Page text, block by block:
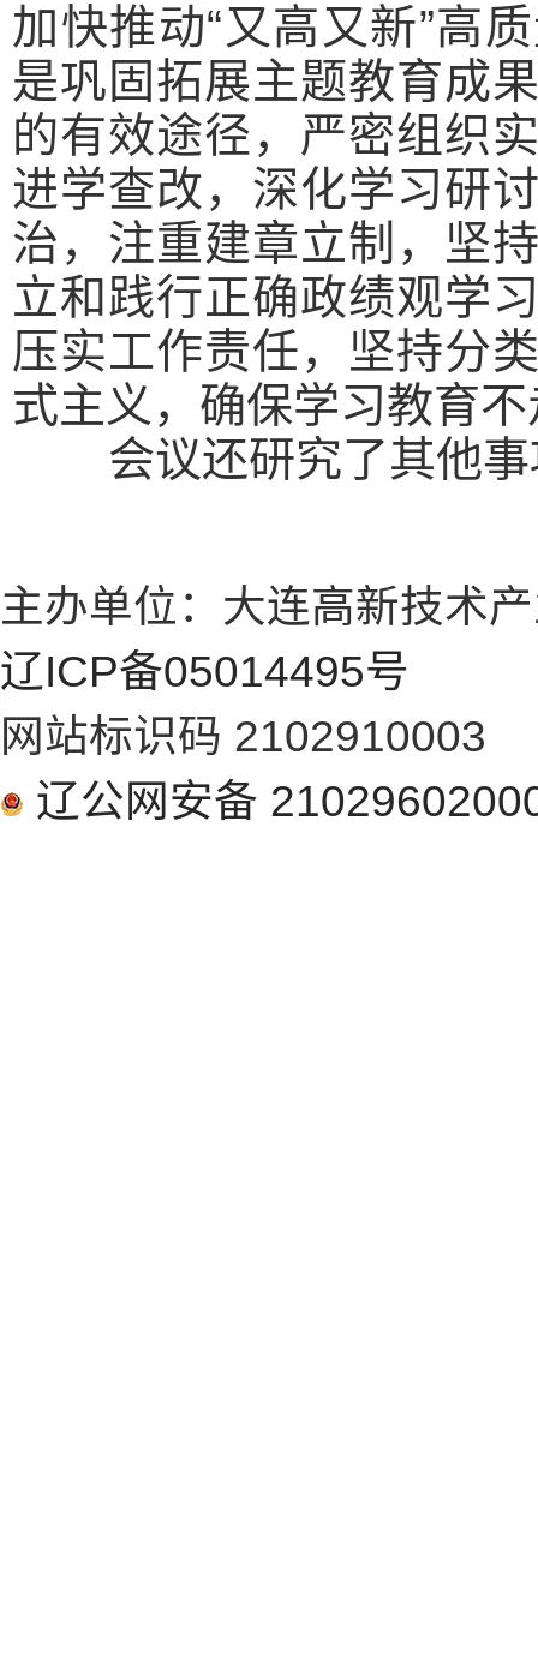
加快推动“又高又新”高
是巩固拓展主题教育成
的有效途径，严密组织
进学查改，深化学习研
治，注重建章立制，坚
立和践行正确政绩观学
压实工作责任，坚持分
式主义，确保学习教育
会议还研究了其他事
主办单位：大连高新技术
辽ICP备05014495号
网站标识码 2102910003
辽公网安备